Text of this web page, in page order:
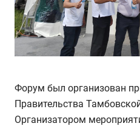
Форум был организован
Правительства
Организатором